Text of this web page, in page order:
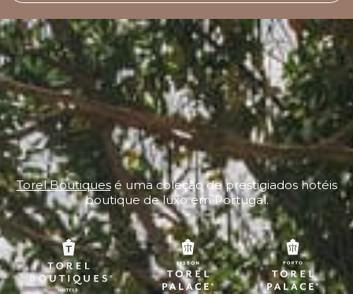
Torel Boutiquesé uma coleção de prestigiados hotéis
boutique de luxo em Portugal.